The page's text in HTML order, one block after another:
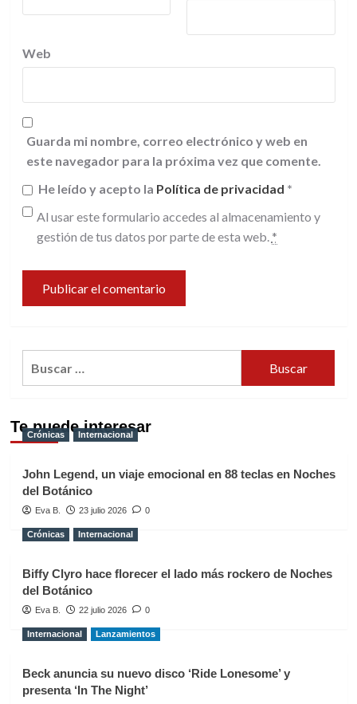
Web
Guarda mi nombre, correo electrónico y web en
este navegador para la próxima vez que comente.
He leído y acepto la Política de privacidad *
Al usar este formulario accedes al almacenamiento y
gestión de tus datos por parte de esta web. *
Te puede interesar
Crónicas Internacional
John Legend, un viaje emocional en 88 teclas en Noches
del Botánico
Eva B. 23 julio 2026 0
Crónicas Internacional
Biffy Clyro hace florecer el lado más rockero de Noches
del Botánico
Eva B. 22 julio 2026 0
Internacional Lanzamientos
Beck anuncia su nuevo disco ‘Ride Lonesome’ y
presenta ‘In The Night’